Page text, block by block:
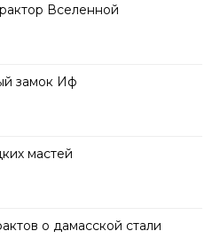
Вселенной
замок Иф
мастей
о дамасской стали